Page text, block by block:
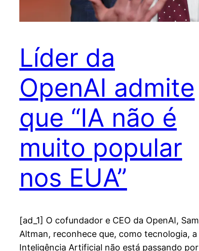
Líder da
OpenAI admite
que “IA não é
muito popular
nos EUA”
[ad_1] O cofundador e CEO da OpenAI, Sam
Altman, reconhece que, como tecnologia, a
Inteligência Artificial não está passando por